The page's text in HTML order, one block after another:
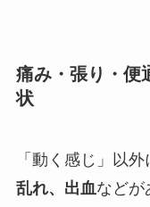
痛み・張り・便
状
「動く感じ」以外
乱れ、出血などが